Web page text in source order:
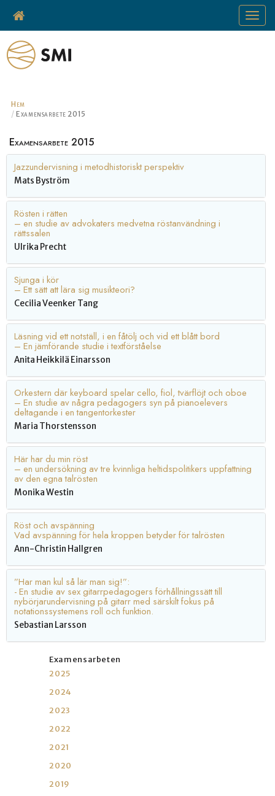
Toggle
Hem
Examensarbete 2015
Examensarbete 2015
Jazzundervisning i metodhistoriskt perspektiv
Mats Byström
Rösten i rätten
– en studie av advokaters medvetna röstanvändning i
rättssalen
Ulrika Precht
Sjunga i kör
– Ett sätt att lära sig musikteori?
Cecilia Veenker Tang
Läsning vid ett notställ, i en fåtölj och vid ett blått bord
– En jämförande studie i textförståelse
Anita Heikkilä Einarsson
Orkestern där keyboard spelar cello, fiol, tvärflöjt och oboe
– En studie av några pedagogers syn på pianoelevers
deltagande i en tangentorkester
Maria Thorstensson
Här har du min röst
– en undersökning av tre kvinnliga heltidspolitikers uppfattning
av den egna talrösten
Monika Westin
Röst och avspänning
Vad avspänning för hela kroppen betyder för talrösten
Ann-Christin Hallgren
”Har man kul så lär man sig!”:
- En studie av sex gitarrpedagogers förhållningssätt till
nybörjarundervisning på gitarr med särskilt fokus på
notationssystemens roll och funktion.
Sebastian Larsson
Examensarbeten
2025
2024
2023
2022
2021
2020
2019